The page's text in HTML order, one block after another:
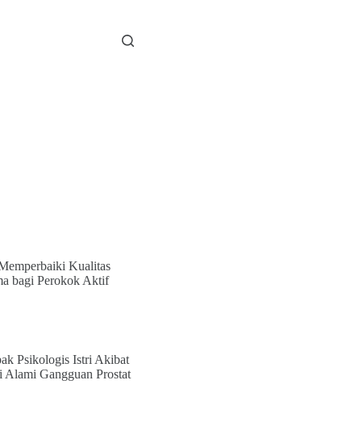
Kualitas
bagi Perokok Aktif
Psikologis Istri Akibat
Alami Gangguan Prostat